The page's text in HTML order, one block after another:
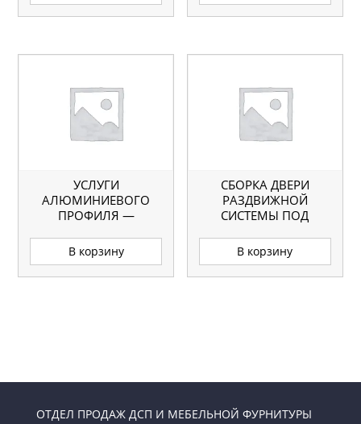
УСЛУГИ
АЛЮМИНИЕВОГО
ПРОФИЛЯ —
ПЕТЛЮ БЛЮМ
В корзину
СБОРКА ДВЕРИ
РАЗДВИЖНОЙ
СИСТЕМЫ ПОД
В корзину
ОТДЕЛ ПРОДАЖ ДСП И МЕБЕЛЬНОЙ ФУРНИТУРЫ